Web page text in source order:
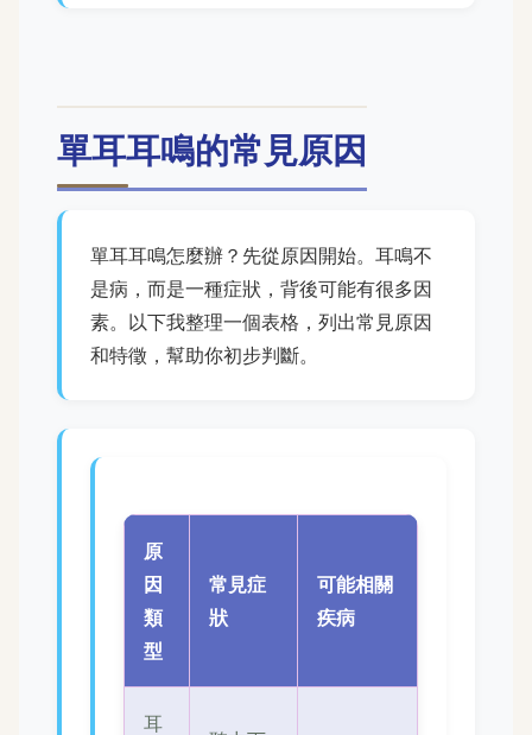
單耳耳鳴的常見原因
單耳耳鳴怎麼辦？先從原因開始。耳鳴不
是病，而是一種症狀，背後可能有很多因
素。以下我整理一個表格，列出常見原因
和特徵，幫助你初步判斷。
原
因
類
型
常見症
狀
可能相關
疾病
耳